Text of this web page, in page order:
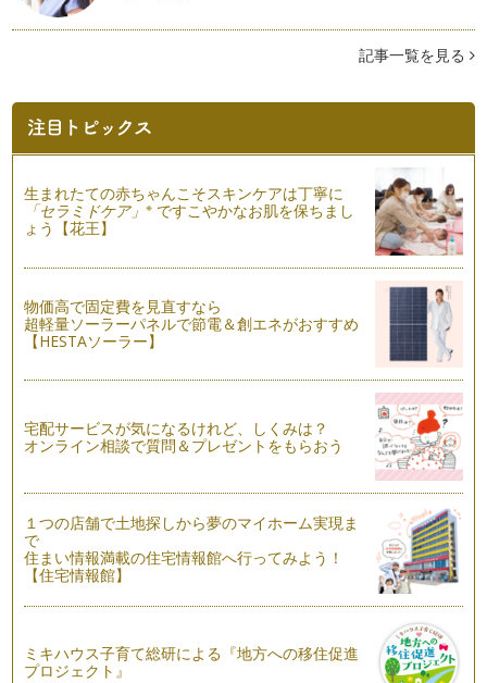
秋のおそとでフォト撮影のすすめfor mama
１０月も半ばになりました。 暦のうえでは秋であっても、ま
北海道の自然と再生可能エネルギーとエネママカフェ
１０月になり、北海道はずいぶんと肌寒くなり、少しずつ紅葉
も進んでいます。秋が深まっていく様…
実りの秋と絵本
９月も下旬となりました。 秋は楽しみな行事がたくさんあり
ます。 …
わらべうたを知るようになると、知れば知るほど、わらべうた
の種類がとても多いことと、わらべう…
こどもフォト何をつかって撮る？どんな場面を撮る？
８月になり、地域のお祭りイベントもおでかけも楽しい季節と
日常に絵本の読みきかせのあるしあわせ
２０１３年７月、 気づけばもうすでに２０１３年の半分をこ
えました。 この２…
赤ちゃんとわらべうたの出会い
私がわらべうたと出会ったのは娘が生後２ヵ月のときでした。
はじめてのわらべうたで …
記事一覧を見る
生まれたての赤ちゃんこそスキンケアは丁寧に
「セラミドケア」※ ですこやかなお肌を保ちまし
ょう【花王】
物価高で固定費を見直すなら
超軽量ソーラーパネルで節電＆創エネがおすすめ
【HESTAソーラー】
宅配サービスが気になるけれど、しくみは？
オンライン相談で質問＆プレゼントをもらおう
１つの店舗で土地探しから夢のマイホーム実現ま
で
住まい情報満載の住宅情報館へ行ってみよう！
【住宅情報館】
ミキハウス子育て総研による『地方への移住促進
プロジェクト』